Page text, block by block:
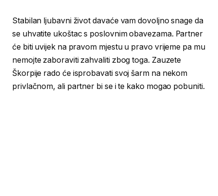
Stabilan ljubavni život davaće vam dovoljno snage da
se uhvatite ukoštac s poslovnim obavezama. Partner
će biti uvijek na pravom mjestu u pravo vrijeme pa mu
nemojte zaboraviti zahvaliti zbog toga. Zauzete
Škorpije rado će isprobavati svoj šarm na nekom
privlačnom, ali partner bi se i te kako mogao pobuniti.